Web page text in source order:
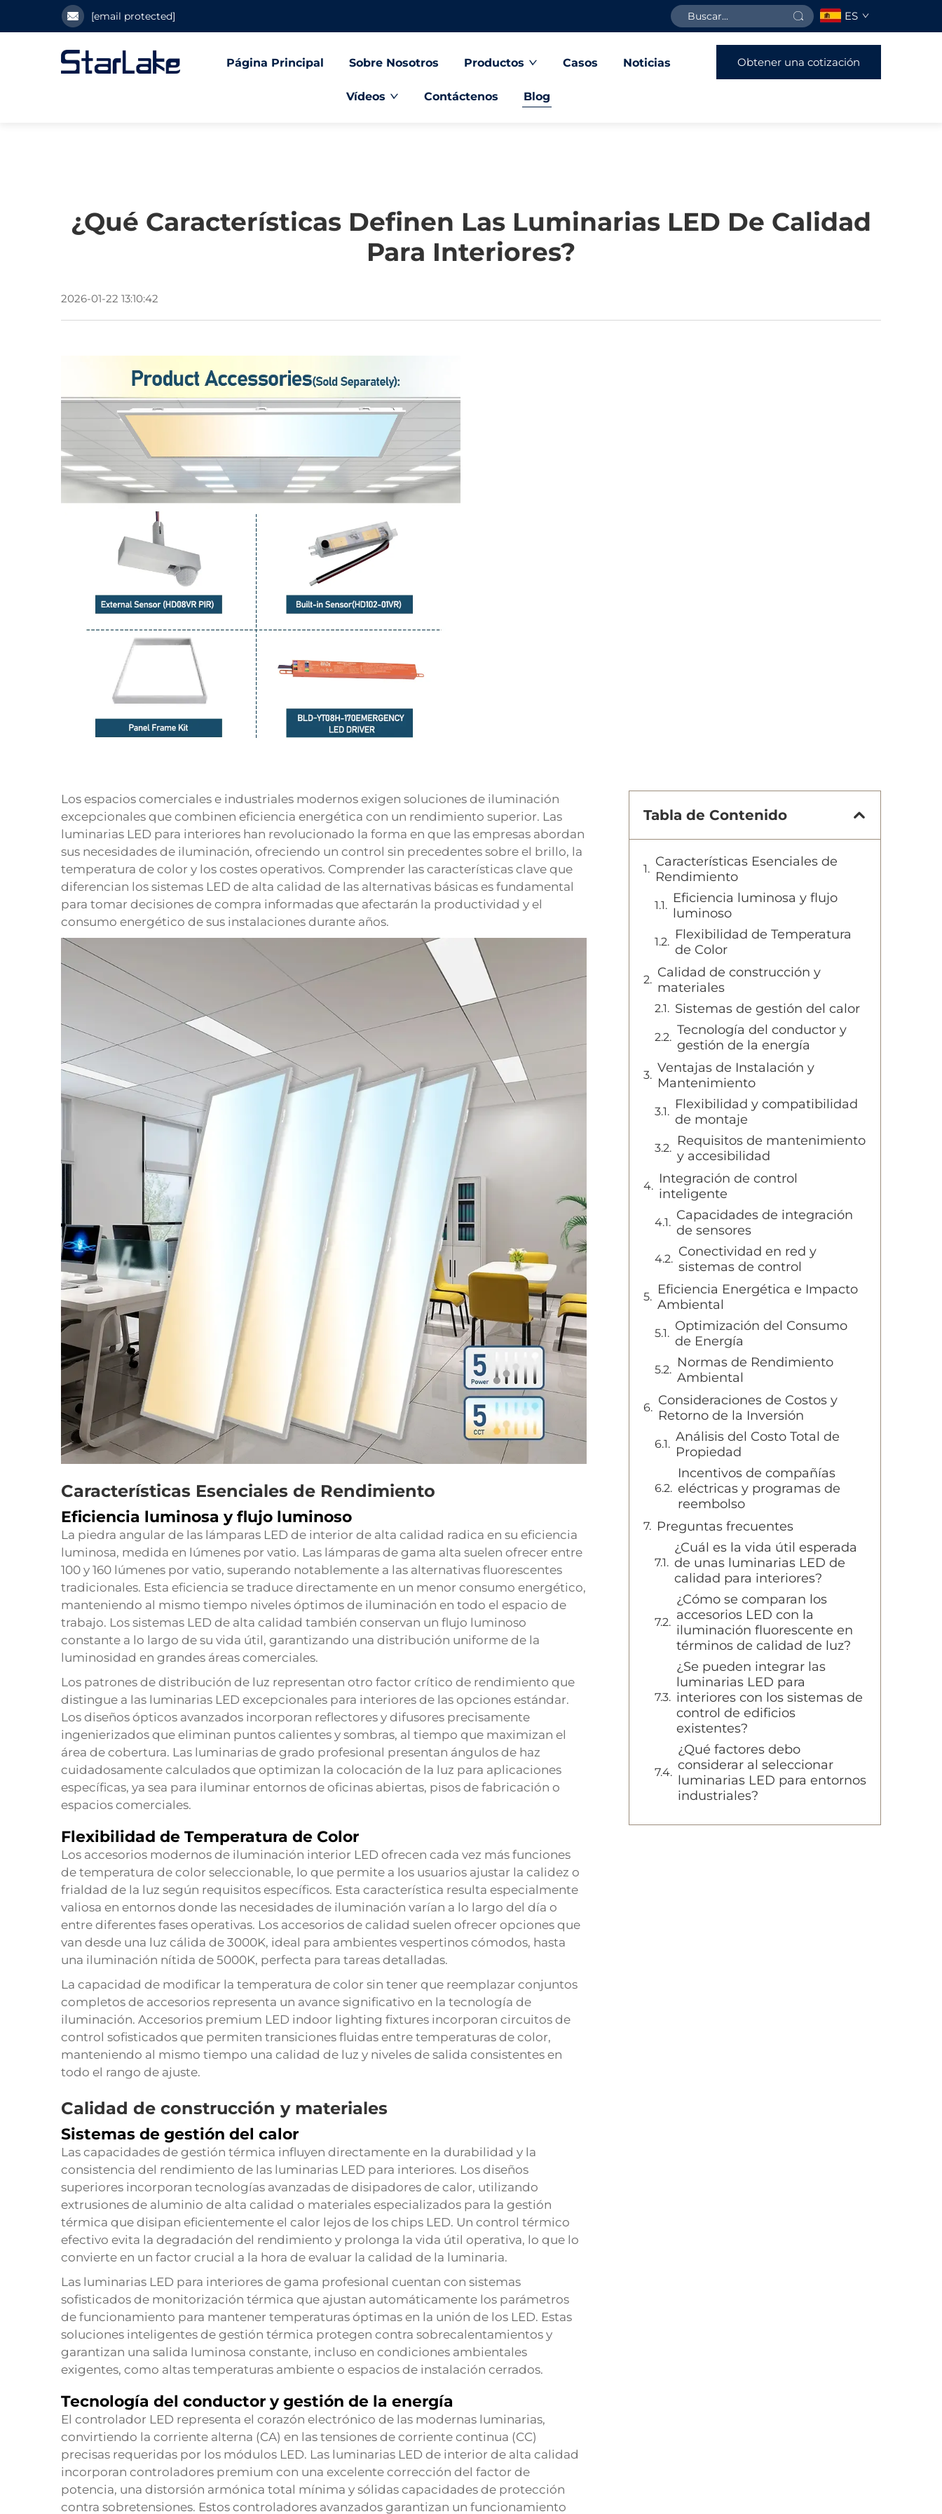
[email protected] ES
Página Principal Sobre Nosotros Productos Casos Noticias
Vídeos Contáctenos Blog
Obtener una cotización
¿Qué Características Definen Las Luminarias LED De Calidad
Para Interiores?
2026-01-22 13:10:42
Los espacios comerciales e industriales modernos exigen soluciones de iluminación
excepcionales que combinen eficiencia energética con un rendimiento superior. Las
luminarias LED para interiores han revolucionado la forma en que las empresas abordan
sus necesidades de iluminación, ofreciendo un control sin precedentes sobre el brillo, la
temperatura de color y los costes operativos. Comprender las características clave que
diferencian los sistemas LED de alta calidad de las alternativas básicas es fundamental
para tomar decisiones de compra informadas que afectarán la productividad y el
consumo energético de sus instalaciones durante años.
Características Esenciales de Rendimiento
Eficiencia luminosa y flujo luminoso
La piedra angular de las lámparas LED de interior de alta calidad radica en su eficiencia
luminosa, medida en lúmenes por vatio. Las lámparas de gama alta suelen ofrecer entre
100 y 160 lúmenes por vatio, superando notablemente a las alternativas fluorescentes
tradicionales. Esta eficiencia se traduce directamente en un menor consumo energético,
manteniendo al mismo tiempo niveles óptimos de iluminación en todo el espacio de
trabajo. Los sistemas LED de alta calidad también conservan un flujo luminoso
constante a lo largo de su vida útil, garantizando una distribución uniforme de la
luminosidad en grandes áreas comerciales.
Los patrones de distribución de luz representan otro factor crítico de rendimiento que
distingue a las luminarias LED excepcionales para interiores de las opciones estándar.
Los diseños ópticos avanzados incorporan reflectores y difusores precisamente
ingenierizados que eliminan puntos calientes y sombras, al tiempo que maximizan el
área de cobertura. Las luminarias de grado profesional presentan ángulos de haz
cuidadosamente calculados que optimizan la colocación de la luz para aplicaciones
específicas, ya sea para iluminar entornos de oficinas abiertas, pisos de fabricación o
espacios comerciales.
Flexibilidad de Temperatura de Color
Los accesorios modernos de iluminación interior LED ofrecen cada vez más funciones
de temperatura de color seleccionable, lo que permite a los usuarios ajustar la calidez o
frialdad de la luz según requisitos específicos. Esta característica resulta especialmente
valiosa en entornos donde las necesidades de iluminación varían a lo largo del día o
entre diferentes fases operativas. Los accesorios de calidad suelen ofrecer opciones que
van desde una luz cálida de 3000K, ideal para ambientes vespertinos cómodos, hasta
una iluminación nítida de 5000K, perfecta para tareas detalladas.
La capacidad de modificar la temperatura de color sin tener que reemplazar conjuntos
completos de accesorios representa un avance significativo en la tecnología de
iluminación. Accesorios premium LED indoor lighting fixtures incorporan circuitos de
control sofisticados que permiten transiciones fluidas entre temperaturas de color,
manteniendo al mismo tiempo una calidad de luz y niveles de salida consistentes en
todo el rango de ajuste.
Calidad de construcción y materiales
Sistemas de gestión del calor
Las capacidades de gestión térmica influyen directamente en la durabilidad y la
consistencia del rendimiento de las luminarias LED para interiores. Los diseños
superiores incorporan tecnologías avanzadas de disipadores de calor, utilizando
extrusiones de aluminio de alta calidad o materiales especializados para la gestión
térmica que disipan eficientemente el calor lejos de los chips LED. Un control térmico
efectivo evita la degradación del rendimiento y prolonga la vida útil operativa, lo que lo
convierte en un factor crucial a la hora de evaluar la calidad de la luminaria.
Las luminarias LED para interiores de gama profesional cuentan con sistemas
sofisticados de monitorización térmica que ajustan automáticamente los parámetros
de funcionamiento para mantener temperaturas óptimas en la unión de los LED. Estas
soluciones inteligentes de gestión térmica protegen contra sobrecalentamientos y
garantizan una salida luminosa constante, incluso en condiciones ambientales
exigentes, como altas temperaturas ambiente o espacios de instalación cerrados.
Tecnología del conductor y gestión de la energía
El controlador LED representa el corazón electrónico de las modernas luminarias,
convirtiendo la corriente alterna (CA) en las tensiones de corriente continua (CC)
precisas requeridas por los módulos LED. Las luminarias LED de interior de alta calidad
incorporan controladores premium con una excelente corrección del factor de
potencia, una distorsión armónica total mínima y sólidas capacidades de protección
contra sobretensiones. Estos controladores avanzados garantizan un funcionamiento
Tabla de Contenido
Características Esenciales de
Rendimiento
Eficiencia luminosa y flujo
luminoso
Flexibilidad de Temperatura
de Color
Calidad de construcción y
materiales
Sistemas de gestión del calor
Tecnología del conductor y
gestión de la energía
Ventajas de Instalación y
Mantenimiento
Flexibilidad y compatibilidad
de montaje
Requisitos de mantenimiento
y accesibilidad
Integración de control
inteligente
Capacidades de integración
de sensores
Conectividad en red y
sistemas de control
Eficiencia Energética e Impacto
Ambiental
Optimización del Consumo
de Energía
Normas de Rendimiento
Ambiental
Consideraciones de Costos y
Retorno de la Inversión
Análisis del Costo Total de
Propiedad
Incentivos de compañías
eléctricas y programas de
reembolso
Preguntas frecuentes
¿Cuál es la vida útil esperada
de unas luminarias LED de
calidad para interiores?
¿Cómo se comparan los
accesorios LED con la
iluminación fluorescente en
términos de calidad de luz?
¿Se pueden integrar las
luminarias LED para
interiores con los sistemas de
control de edificios
existentes?
¿Qué factores debo
considerar al seleccionar
luminarias LED para entornos
industriales?